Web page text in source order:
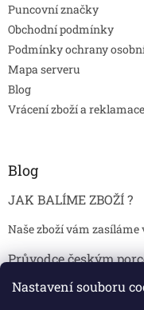
Nastavení souboru
Puncovní značky
Obchodní podmínky
Podmínky ochrany
Mapa serveru
Blog
Vrácení zboží a reklamace
Blog
JAK BALÍME ZBOŽÍ ?
Naše zboží vám zasíláme
Průvodce českým